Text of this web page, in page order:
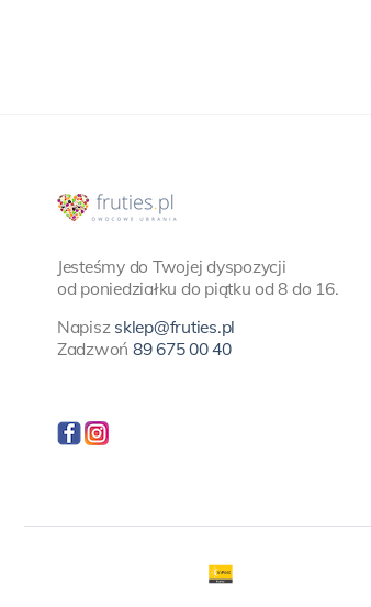
Jesteśmy do Twojej dyspozycji
od poniedziałku do piątku od 8 do 16.
Napisz sklep@fruties.pl
Zadzwoń 89 675 00 40